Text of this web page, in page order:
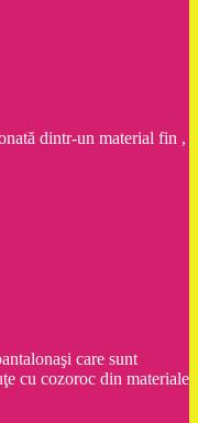
dintr-un material fin ,
care sunt
cu cozoroc din materiale